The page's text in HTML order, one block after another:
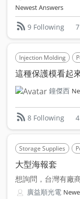
Newest Answers
9 Following
Injection Molding
鐘傑西
8 Following
Storage Supplies
大型海報套
廣益順光電